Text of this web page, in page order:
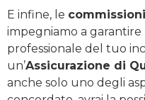
E infine, le commissioni
impegniamo a
professionale del tuo
un’Assicurazione di
anche solo uno degli